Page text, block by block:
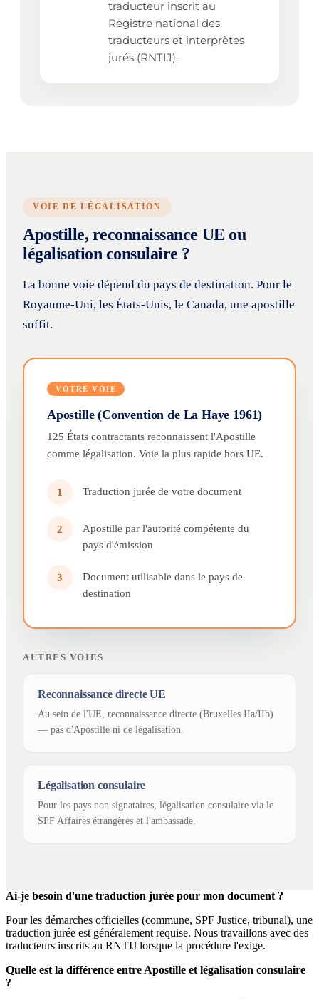
traducteur inscrit au
Registre national des
traducteurs et interprètes
jurés (RNTIJ).
VOIE DE LÉGALISATION
Apostille, reconnaissance UE ou
légalisation consulaire ?
La bonne voie dépend du pays de destination. Pour le
Royaume-Uni, les États-Unis, le Canada, une apostille
suffit.
VOTRE VOIE
Apostille (Convention de La Haye 1961)
125 États contractants reconnaissent l'Apostille
comme légalisation. Voie la plus rapide hors UE.
1 Traduction jurée de votre document
2
Apostille par l'autorité compétente du
pays d'émission
3
Document utilisable dans le pays de
destination
AUTRES VOIES
Reconnaissance directe UE
Au sein de l'UE, reconnaissance directe (Bruxelles IIa/IIb)
— pas d'Apostille ni de légalisation.
Légalisation consulaire
Pour les pays non signataires, légalisation consulaire via le
SPF Affaires étrangères et l'ambassade.
Ai-je besoin d'une traduction jurée pour mon document ?
Pour les démarches officielles (commune, SPF Justice, tribunal), une
traduction jurée est généralement requise. Nous travaillons avec des
traducteurs inscrits au RNTIJ lorsque la procédure l'exige.
Quelle est la différence entre Apostille et légalisation consulaire
?